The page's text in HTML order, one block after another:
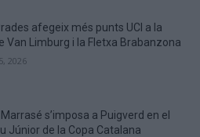
afegeix més punts UCI a la
Van Limburg i la Fletxa Brabanzona
2026
s’imposa a Puigverd en el
Júnior de la Copa Catalana